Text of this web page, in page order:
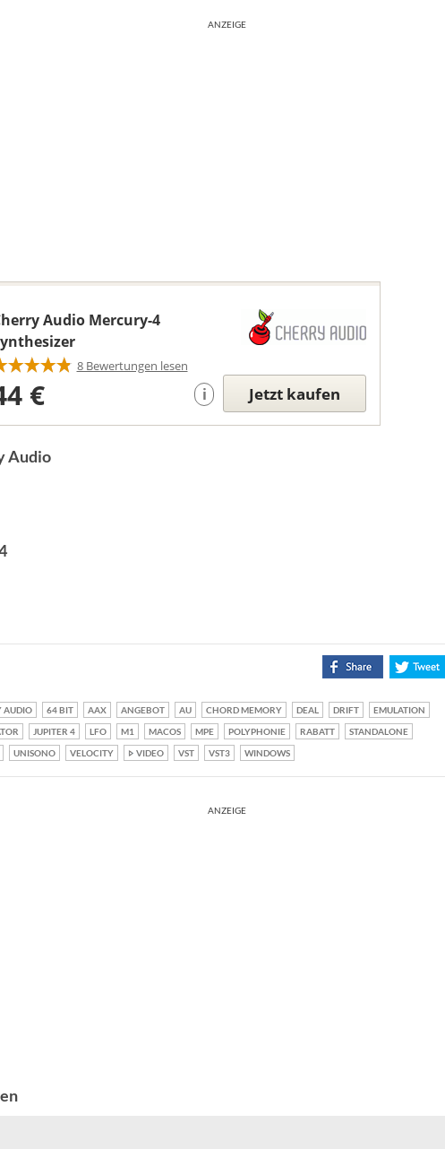
ANZEIGE
Audio Mercury-4
8 Bewertungen lesen
€ i Jetzt kaufen
Audio
AUDIO 64 BIT AAX ANGEBOT AU CHORD MEMORY DEAL DRIFT
EMULATION
JUPITER 4 LFO M1 MACOS MPE POLYPHONIE RABATT
STANDALONE
UNISONO VELOCITY VIDEO VST VST3 WINDOWS
ANZEIGE